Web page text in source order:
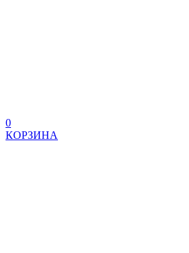
0
КОРЗИНА